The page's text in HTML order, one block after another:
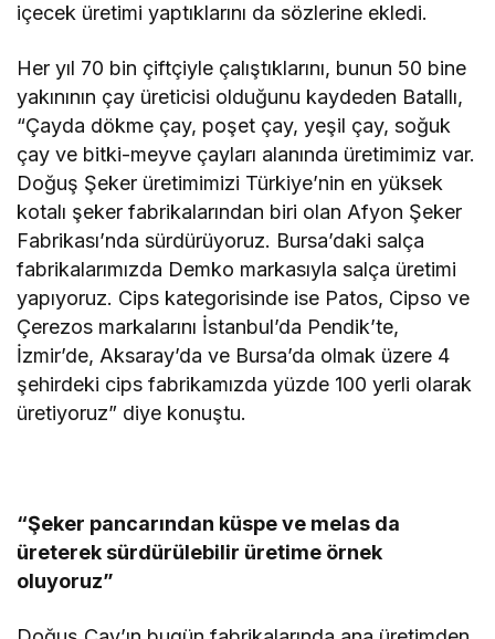
içecek üretimi yaptıklarını da sözlerine ekledi.
Her yıl 70 bin çiftçiyle çalıştıklarını, bunun 50 bine
yakınının çay üreticisi olduğunu kaydeden Batallı,
“Çayda dökme çay, poşet çay, yeşil çay, soğuk
çay ve bitki-meyve çayları alanında üretimimiz var.
Doğuş Şeker üretimimizi Türkiye’nin en yüksek
kotalı şeker fabrikalarından biri olan Afyon Şeker
Fabrikası’nda sürdürüyoruz. Bursa’daki salça
fabrikalarımızda Demko markasıyla salça üretimi
yapıyoruz. Cips kategorisinde ise Patos, Cipso ve
Çerezos markalarını İstanbul’da Pendik’te,
İzmir’de, Aksaray’da ve Bursa’da olmak üzere 4
şehirdeki cips fabrikamızda yüzde 100 yerli olarak
üretiyoruz” diye konuştu.
“Şeker pancarından küspe ve melas da
üreterek sürdürülebilir üretime örnek
oluyoruz”